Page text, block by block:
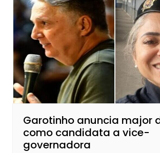
Garotinho anuncia major
como candidata a vice-
governadora